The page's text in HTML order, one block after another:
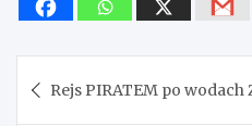
wpisu
Rejs PIRATEM po